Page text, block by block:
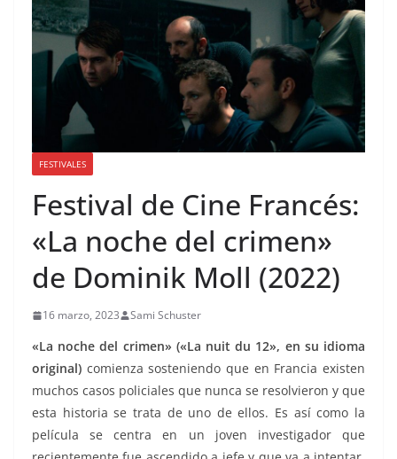
FESTIVALES
Festival de Cine Francés:
«La noche del crimen»
de Dominik Moll (2022)
16 marzo, 2023 Sami Schuster
«La noche del crimen» («La nuit du 12», en su idioma
original) comienza sosteniendo que en Francia existen
muchos casos policiales que nunca se resolvieron y que
esta historia se trata de uno de ellos. Es así como la
película se centra en un joven investigador que